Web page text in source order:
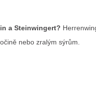
a Steinwingert?
nebo zralým sýrům.